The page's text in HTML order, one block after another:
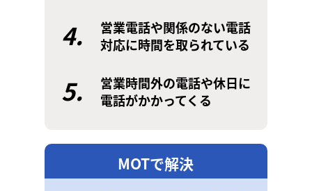
4.
営業電話や関係のない電話
対応に時間を取られている
5.
営業時間外の電話や休日に
電話がかかってくる
MOTで解決